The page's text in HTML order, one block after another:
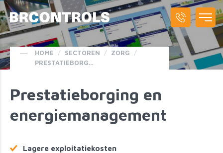
HOME / SECTOREN / ZORG /
PRESTATIEBORGING EN ENERGIEMANAGEMENT
Prestatieborging en
energiemanagement
Lagere exploitatiekosten